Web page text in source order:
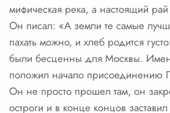
мифическая река, а настоящий
Он писал: «А земли те самые
пахать можно, и хлеб родится
были бесценны для Москвы.
положил начало присоединению
Он не просто прошел там, он
остроги и в конце концов